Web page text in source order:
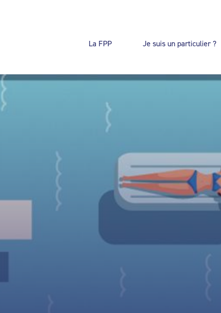
La FPP Je suis un particulier ?